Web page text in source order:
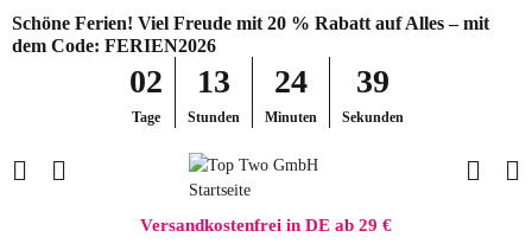
Schöne Ferien! Viel Freude mit 20 % Rabatt auf Alles – mit
dem Code: FERIEN2026
02
Tage
13
Stunden
24
Minuten
39
Sekunden
Versandkostenfrei in DE ab 29 €